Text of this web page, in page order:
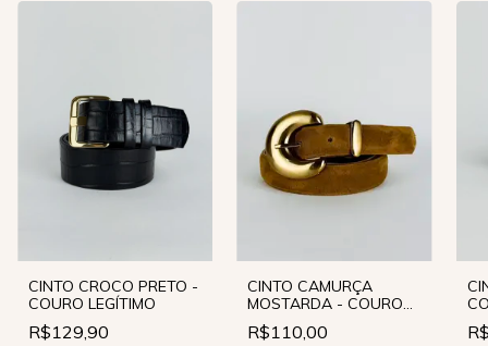
CINTO CROCO PRETO -
COURO LEGÍTIMO
R$129,90
CINTO CAMURÇA
MOSTARDA - COURO
LEGÍTIMO
R$110,00